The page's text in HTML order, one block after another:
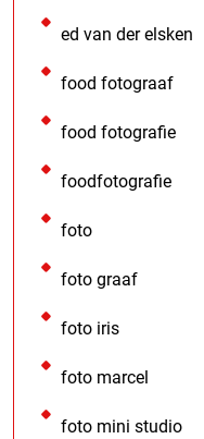
ed van der elsken
food fotograaf
food fotografie
foodfotografie
foto
foto graaf
foto iris
foto marcel
foto mini studio